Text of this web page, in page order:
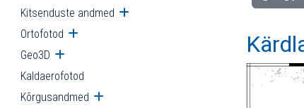
Kitsenduste andmed Ava alammenüü
Ortofotod Ava alammenüü
Geo3D Ava alammenüü
Kaldaerofotod
Kõrgusandmed Ava alammenüü